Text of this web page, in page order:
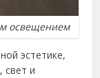
освещением
эстетике,
свет и